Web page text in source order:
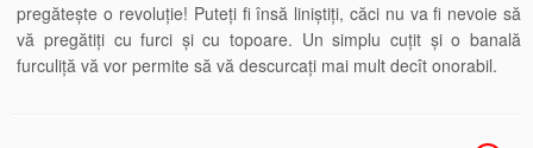
pregătește o revoluție! Puteți fi însă liniștiți, căci nu va fi nevoie să
vă pregătiți cu furci și cu topoare. Un simplu cuțit și o banală
furculiță vă vor permite să vă descurcați mai mult decît onorabil.